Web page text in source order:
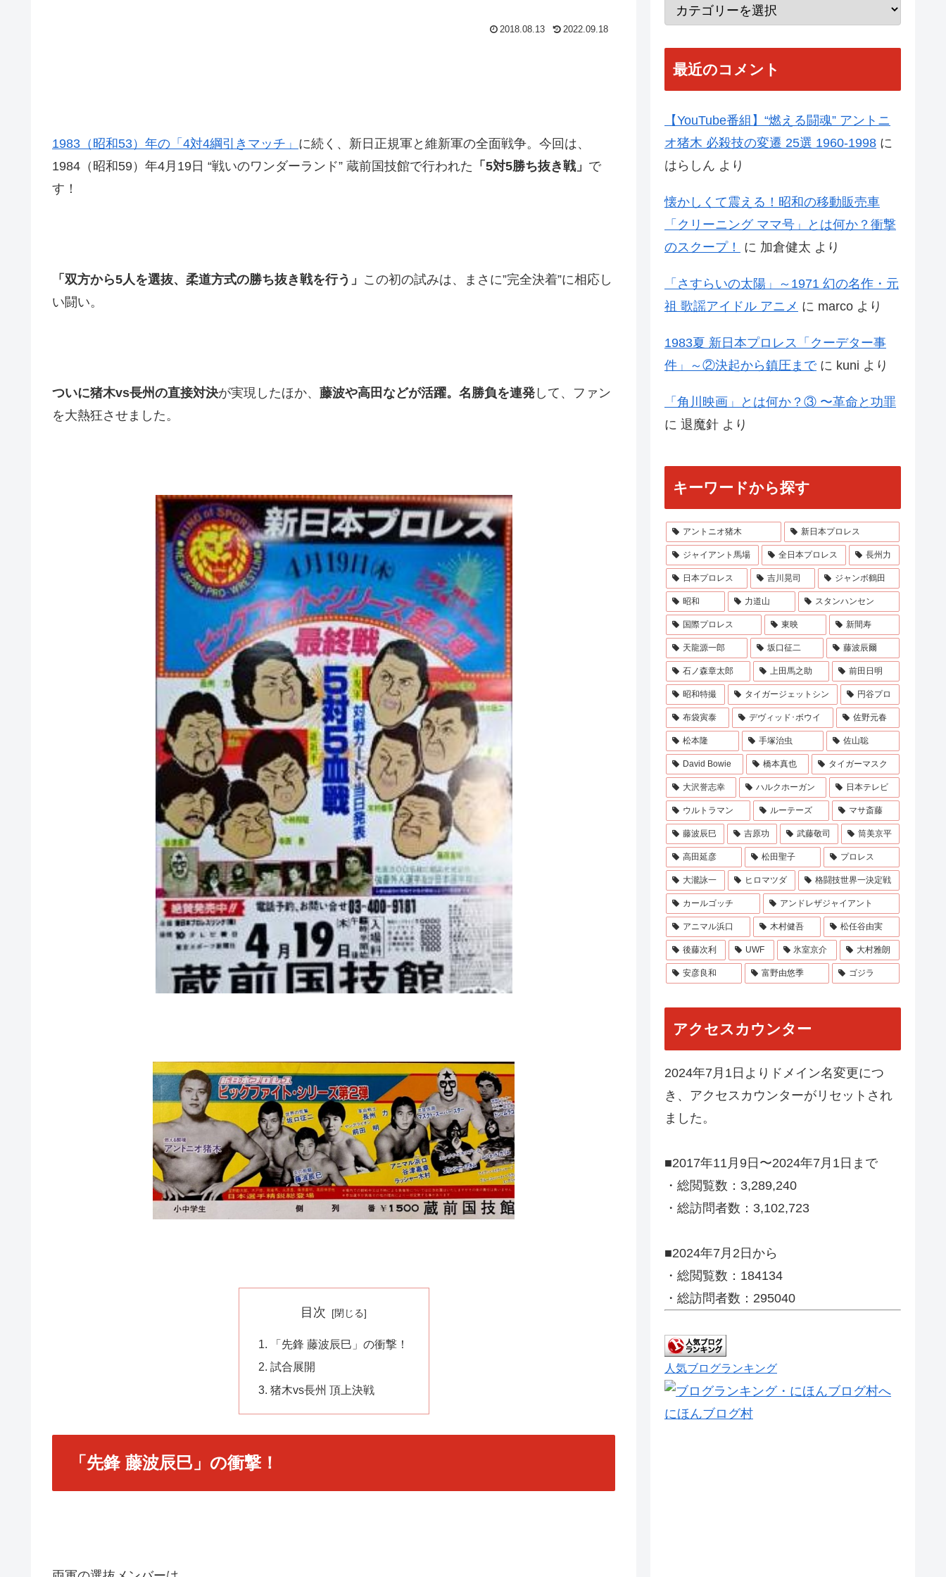
2018.08.13 2022.09.18
1983（昭和53）年の「4対4綱引きマッチ」 に続く、新日正規軍と維新軍の全面戦争。今回は、
1984（昭和59）年4月19日 “戦いのワンダーランド” 蔵前国技館で行われた 「5対5勝ち抜き戦」 で
す！
「双方から5人を選抜、柔道方式の勝ち抜き戦を行う」 この初の試みは、まさに”完全決着”に相応し
い闘い。
ついに猪木vs長州の直接対決が実現したほか、 藤波や高田などが活躍。名勝負を連発 して、ファン
を大熱狂させました。
目次
「先鋒 藤波辰巳」の衝撃！
試合展開
猪木vs長州 頂上決戦
「先鋒 藤波辰巳」の衝撃！
最近のコメント
【YouTube番組】“燃える闘魂” アントニ
オ猪木 必殺技の変遷 25選 1960-1998 に
はらしん より
懐かしくて震える！昭和の移動販売車
「クリーニング ママ号」とは何か？衝撃
のスクープ！
に 加倉健太 より
「さすらいの太陽」～1971 幻の名作・元
祖 歌謡アイドル アニメ に marco より
1983夏 新日本プロレス「クーデター事
件」～②決起から鎮圧までに kuni より
「角川映画」とは何か？③ 〜革命と功罪
に 退魔針 より
キーワードから探す
アントニオ猪木 新日本プロレス
ジャイアント馬場 全日本プロレス 長州力
日本プロレス 吉川晃司 ジャンボ鶴田
昭和 力道山 スタンハンセン
国際プロレス 東映 新間寿
天龍源一郎 坂口征二 藤波辰爾
石ノ森章太郎 上田馬之助 前田日明
昭和特撮 タイガージェットシン 円谷プロ
布袋寅泰 デヴィッド･ボウイ 佐野元春
松本隆 手塚治虫 佐山聡
David Bowie 橋本真也 タイガーマスク
大沢誉志幸 ハルクホーガン 日本テレビ
ウルトラマン ルーテーズ マサ斎藤
藤波辰巳 吉原功 武藤敬司 筒美京平
高田延彦 松田聖子 プロレス
大瀧詠一 ヒロマツダ 格闘技世界一決定戦
カールゴッチ アンドレザジャイアント
アニマル浜口 木村健吾 松任谷由実
後藤次利 UWF 氷室京介 大村雅朗
安彦良和 富野由悠季 ゴジラ
アクセスカウンター
2024年7月1日よりドメイン名変更につ
き、アクセスカウンターがリセットされ
ました。
■2017年11月9日〜2024年7月1日まで
・総閲覧数：3,289,240
・総訪問者数：3,102,723
■2024年7月2日から
・総閲覧数：184134
・総訪問者数：295040
人気ブログランキング
にほんブログ村